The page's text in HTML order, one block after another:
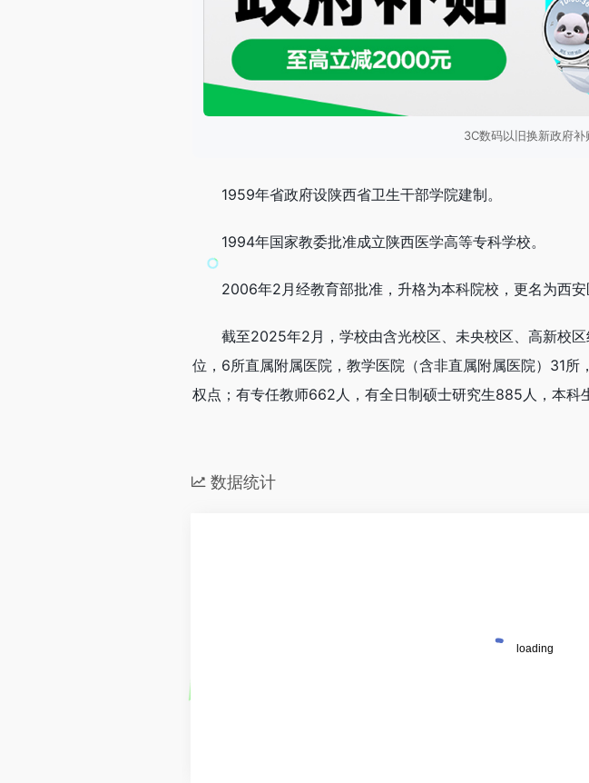
3C数码以旧换新政府补
1959年省政府设陕西省卫生干部学院建制。
1994年国家教委批准成立陕西医学高等专科学校。
2006年2月经教育部批准，升格为本科院校，更名为西安
截至2025年2月，学校由含光校区、未央校区、高新校
位，6所直属附属医院，教学医院（含非直属附属医院）31
权点；有专任教师662人，有全日制硕士研究生885人，本科
数据统计